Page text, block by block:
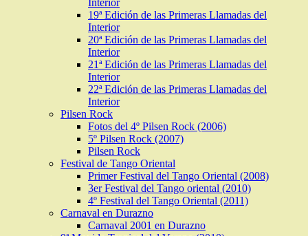
Interior
19ª Edición de las Primeras Llamadas del
Interior
20ª Edición de las Primeras Llamadas del
Interior
21ª Edición de las Primeras Llamadas del
Interior
22ª Edición de las Primeras Llamadas del
Interior
Pilsen Rock
Fotos del 4º Pilsen Rock (2006)
5º Pilsen Rock (2007)
Pilsen Rock
Festival de Tango Oriental
Primer Festival del Tango Oriental (2008)
3er Festival del Tango oriental (2010)
4º Festival del Tango Oriental (2011)
Carnaval en Durazno
Carnaval 2001 en Durazno